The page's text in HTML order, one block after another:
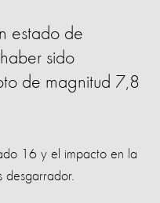
estado de
sido
de magnitud 7,8
16 y el impacto en la
desgarrador.